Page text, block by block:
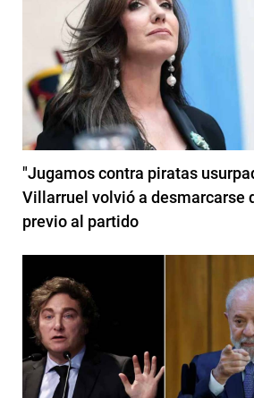
"Jugamos contra piratas
Villarruel volvió a desmarcarse
previo al partido